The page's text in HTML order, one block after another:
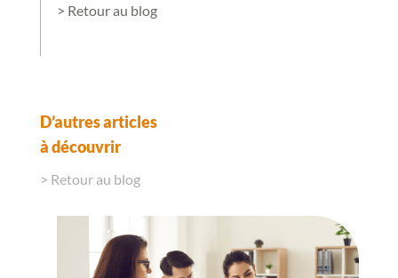
> Retour au blog
D’autres articles
à découvrir
> Retour au blog